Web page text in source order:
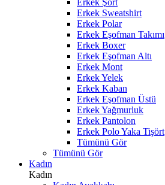
Erkek Şort
Erkek Sweatshirt
Erkek Polar
Erkek Eşofman Takımı
Erkek Boxer
Erkek Eşofman Altı
Erkek Mont
Erkek Yelek
Erkek Kaban
Erkek Eşofman Üstü
Erkek Yağmurluk
Erkek Pantolon
Erkek Polo Yaka Tişört
Tümünü Gör
Tümünü Gör
Kadın
Kadın